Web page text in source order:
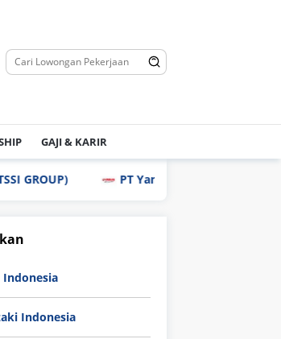
GAJI & KARIR
PT Yamaha Motor Manufacturing
Indonesia
Indonesia